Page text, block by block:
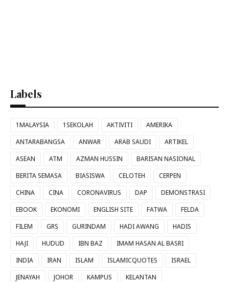
Labels
1MALAYSIA 1SEKOLAH AKTIVITI
AMERIKA
ANTARABANGSA
ANWAR ARAB SAUDI
ARTIKEL
ASEAN
ATM AZMAN HUSSIN
BARISAN NASIONAL
BERITA SEMASA
BIASISWA CELOTEH
CERPEN
CHINA
CINA CORONAVIRUS DAP
DEMONSTRASI
EBOOK
EKONOMI ENGLISH SITE FATWA
FELDA
FILEM
GRS GURINDAM HADI AWANG
HADIS
HAJI
HUDUD IBN BAZ
IMAM HASAN AL BASRI
INDIA
IRAN ISLAM ISLAMICQUOTES
ISRAEL
JENAYAH
JOHOR KAMPUS
KELANTAN